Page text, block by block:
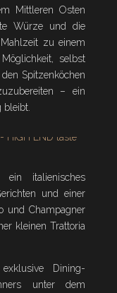
Mittleren Osten
Würze und die
zu einem
selbst
Spitzenköchen
– ein
bleibt.
italienisches
und einer
und Champagner
kleinen Trattoria
Dining-
unter dem